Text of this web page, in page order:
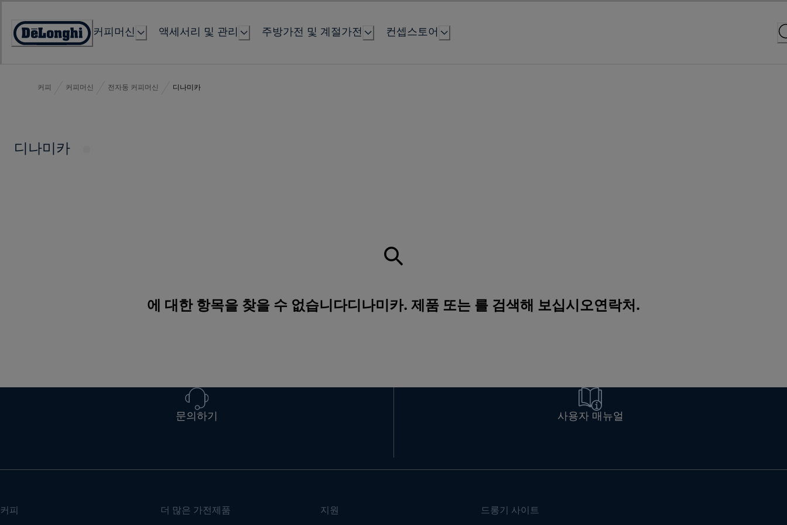
Content
Accessibility
커피머신 액세서리 및 관리 주방가전 및 계절가전 컨셉스토어
커피 커피머신 전자동 커피머신 디나미카
디나미카
에 대한 항목을 찾을 수 없습니다디나미카. 제품 또는 를 검색해 보십시오연락처 .
문의하기 사용자 매뉴얼
커피 더 많은 가전제품 지원 드롱기 사이트